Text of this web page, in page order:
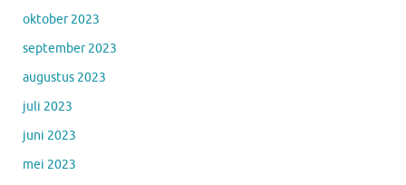
oktober 2023
september 2023
augustus 2023
juli 2023
juni 2023
mei 2023